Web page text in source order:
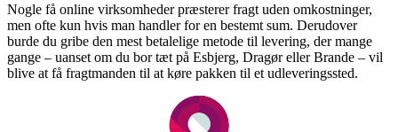
Nogle få online virksomheder præsterer fragt uden omkostninger,
men ofte kun hvis man handler for en bestemt sum. Derudover
burde du gribe den mest betalelige metode til levering, der mange
gange – uanset om du bor tæt på Esbjerg, Dragør eller Brande – vil
blive at få fragtmanden til at køre pakken til et udleveringssted.